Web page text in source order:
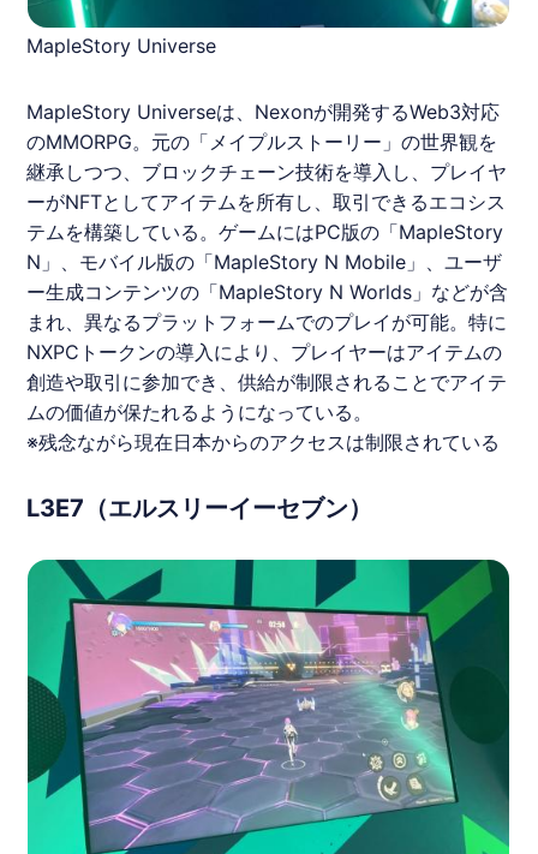
MapleStory Universe
MapleStory Universeは、Nexonが開発するWeb3対応
のMMORPG。元の「メイプルストーリー」の世界観を
継承しつつ、ブロックチェーン技術を導入し、プレイヤ
ーがNFTとしてアイテムを所有し、取引できるエコシス
テムを構築している。ゲームにはPC版の「MapleStory
N」、モバイル版の「MapleStory N Mobile」、ユーザ
ー生成コンテンツの「MapleStory N Worlds」などが含
まれ、異なるプラットフォームでのプレイが可能。特に
NXPCトークンの導入により、プレイヤーはアイテムの
創造や取引に参加でき、供給が制限されることでアイテ
ムの価値が保たれるようになっている。
※残念ながら現在日本からのアクセスは制限されている
L3E7（エルスリーイーセブン）